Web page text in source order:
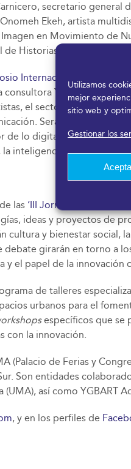
Utilizamos
mejor
sitio web y
Gestionar los
secretario
Ekeh, artista
en Movimiento de
Historias del Arte
Internacional sobre
consultora YGBART. El
el sector educativo, los
Será a través de
de lo digital y, más
inteligencia artificial y la
las ‘III Jornadas Técnicas
ideas y proyectos de
cultura y bienestar
girarán en torno a
el papel de la innovación
de talleres
urbanos para el
específicos que se
con la innovación.
(Palacio de Ferias y
Son entidades
así como YGBART
, y en los perfiles de